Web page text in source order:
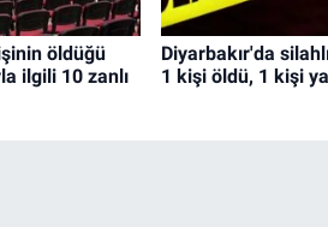
öldüğü
ilgili 10 zanlı
Diyarbakır'da
1 kişi öldü, 1 kişi